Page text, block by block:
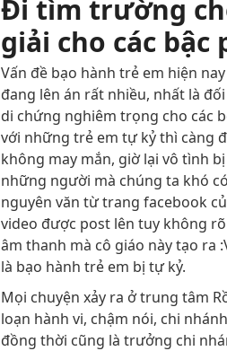
Đi tìm trường
giải cho các bậc
Vấn đề bạo hành trẻ em hiện
đang lên án rất nhiều, nhất là
di chứng nghiêm trọng cho các
với những trẻ em tự kỷ thì càng
không may mắn, giờ lại vô tình
những người mà chúng ta khó
nguyên văn từ trang facebook
video được post lên tuy không
âm thanh mà cô giáo này tạo ra
là bạo hành trẻ em bị tự kỷ.
Mọi chuyện xảy ra ở trung tâm
loạn hành vi, chậm nói, chi
đồng thời cũng là trưởng chi